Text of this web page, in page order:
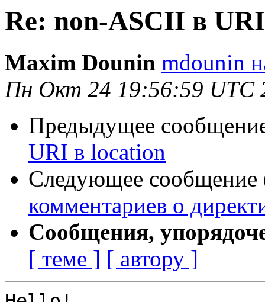
Re: non-ASCII в
Maxim Dounin mdounin
Пн Окт 24 19:56:59 UTC
Предыдущее
URI в location
Следующее сообщение
комментариев о
Сообщения,
[ теме ] [ автору ]